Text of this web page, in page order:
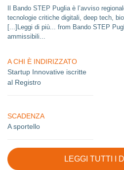
Il Bando STEP Puglia è l’avviso
tecnologie critiche digitali, deep tech,
[...]Leggi di più... from Bando STEP
ammissibili...
A CHI È INDIRIZZATO
Startup Innovative iscritte
al Registro
SCADENZA
A sportello
LEGGI TUTTI I